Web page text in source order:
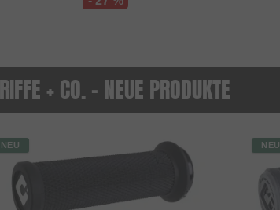
+ CO. - NEUE PRODUKTE
NEU NEU